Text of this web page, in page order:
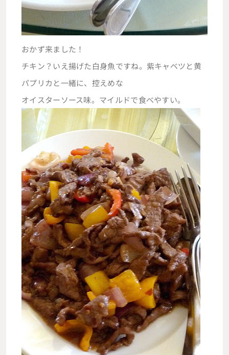
おかず来ました！
チキン？いえ揚げた白身魚ですね。紫キャベツと黄
パプリカと一緒に、控えめな
オイスターソース味。マイルドで食べやすい。